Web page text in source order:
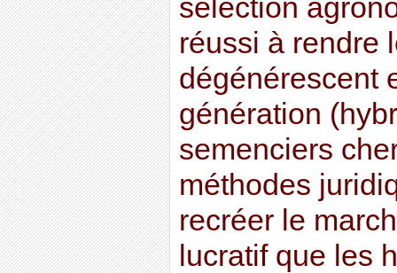
sélection
réussi à rendre
dégénérescent
génération
semenciers
méthodes
recréer le
lucratif que les